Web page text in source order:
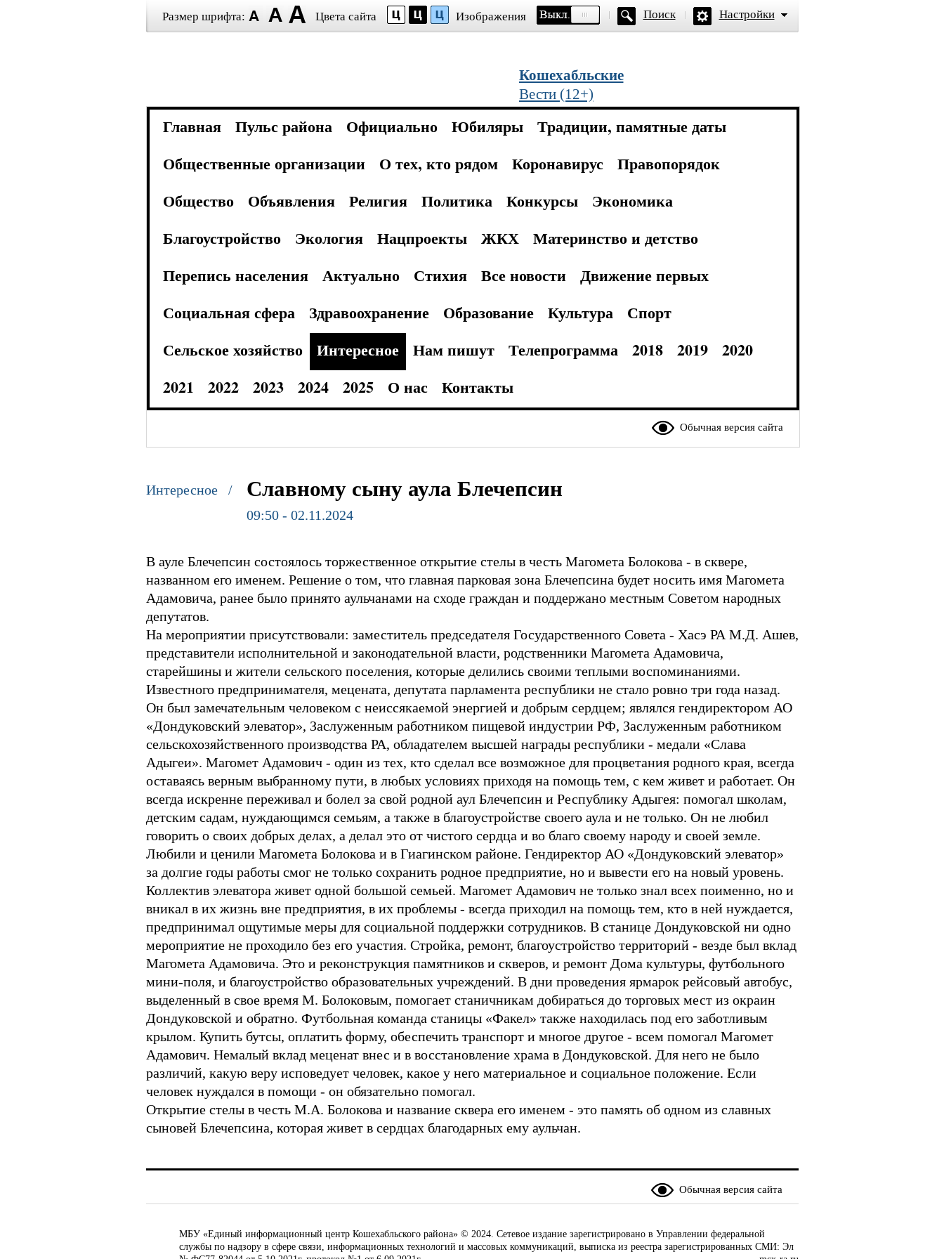
Размер шрифта: Цвета сайта Изображения Поиск Настройки
Кошехабльские
Вести (12+)
Главная Пульс района Официально Юбиляры
Традиции, памятные даты
Общественные организации
О тех, кто рядом Коронавирус
Правопорядок
Общество
Объявления Религия Политика Конкурсы
Экономика
Благоустройство
Экология Нацпроекты ЖКХ
Материнство и детство
Перепись населения
Актуально Стихия Все новости
Движение первых
Социальная сфера
Здравоохранение Образование Культура
Спорт
Сельское хозяйство
Интересное Нам пишут Телепрограмма 2018 2019
2020
2021
2022 2023 2024 2025 О нас Контакты
Обычная версия сайта
Интересное / Славному сыну аула Блечепсин
09:50 - 02.11.2024
В ауле Блечепсин состоялось торжественное открытие стелы в честь Магомета Болокова - в сквере,
названном его именем. Решение о том, что главная парковая зона Блечепсина будет носить имя Магомета
Адамовича, ранее было принято аульчанами на сходе граждан и поддержано местным Советом народных
депутатов.
На мероприятии присутствовали: заместитель председателя Государственного Совета - Хасэ РА М.Д. Ашев,
представители исполнительной и законодательной власти, родственники Магомета Адамовича,
старейшины и жители сельского поселения, которые делились своими теплыми воспоминаниями.
Известного предпринимателя, мецената, депутата парламента республики не стало ровно три года назад.
Он был замечательным человеком с неиссякаемой энергией и добрым сердцем; являлся гендиректором АО
«Дондуковский элеватор», Заслуженным работником пищевой индустрии РФ, Заслуженным работником
сельскохозяйственного производства РА, обладателем высшей награды республики - медали «Слава
Адыгеи». Магомет Адамович - один из тех, кто сделал все возможное для процветания родного края, всегда
оставаясь верным выбранному пути, в любых условиях приходя на помощь тем, с кем живет и работает. Он
всегда искренне переживал и болел за свой родной аул Блечепсин и Республику Адыгея: помогал школам,
детским садам, нуждающимся семьям, а также в благоустройстве своего аула и не только. Он не любил
говорить о своих добрых делах, а делал это от чистого сердца и во благо своему народу и своей земле.
Любили и ценили Магомета Болокова и в Гиагинском районе. Гендиректор АО «Дондуковский элеватор»
за долгие годы работы смог не только сохранить родное предприятие, но и вывести его на новый уровень.
Коллектив элеватора живет одной большой семьей. Магомет Адамович не только знал всех поименно, но и
вникал в их жизнь вне предприятия, в их проблемы - всегда приходил на помощь тем, кто в ней нуждается,
предпринимал ощутимые меры для социальной поддержки сотрудников. В станице Дондуковской ни одно
мероприятие не проходило без его участия. Стройка, ремонт, благоустройство территорий - везде был вклад
Магомета Адамовича. Это и реконструкция памятников и скверов, и ремонт Дома культуры, футбольного
мини-поля, и благоустройство образовательных учреждений. В дни проведения ярмарок рейсовый автобус,
выделенный в свое время М. Болоковым, помогает станичникам добираться до торговых мест из окраин
Дондуковской и обратно. Футбольная команда станицы «Факел» также находилась под его заботливым
крылом. Купить бутсы, оплатить форму, обеспечить транспорт и многое другое - всем помогал Магомет
Адамович. Немалый вклад меценат внес и в восстановление храма в Дондуковской. Для него не было
различий, какую веру исповедует человек, какое у него материальное и социальное положение. Если
человек нуждался в помощи - он обязательно помогал.
Открытие стелы в честь М.А. Болокова и название сквера его именем - это память об одном из славных
сыновей Блечепсина, которая живет в сердцах благодарных ему аульчан.
Обычная версия сайта
МБУ «Единый информационный центр Кошехабльского района» © 2024. Сетевое издание зарегистрировано в Управлении федеральной
службы по надзору в сфере связи, информационных технологий и массовых коммуникаций, выписка из реестра зарегистрированных СМИ: Эл